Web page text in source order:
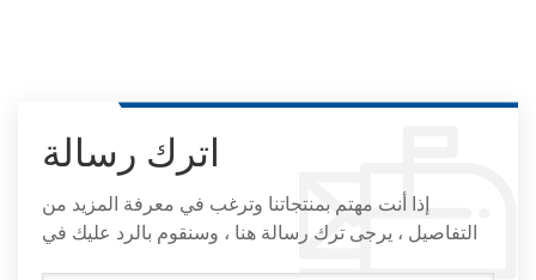
اترك رسالة
إذا أنت مهتم بمنتجاتنا وترغب في معرفة المزيد من
التفاصيل ، يرجى ترك رسالة هنا ، وسنقوم بالرد عليك في